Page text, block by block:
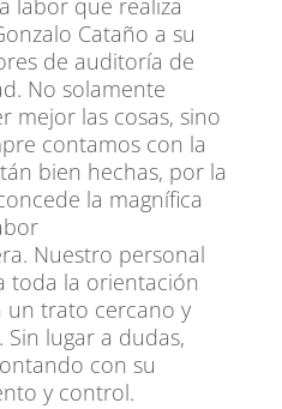
labor que realiza
Cataño a su
de auditoría de
No solamente
mejor las cosas, sino
contamos con la
bien hechas, por la
la magnífica
Nuestro personal
toda la orientación
un trato cercano y
lugar a dudas,
con su
y control.